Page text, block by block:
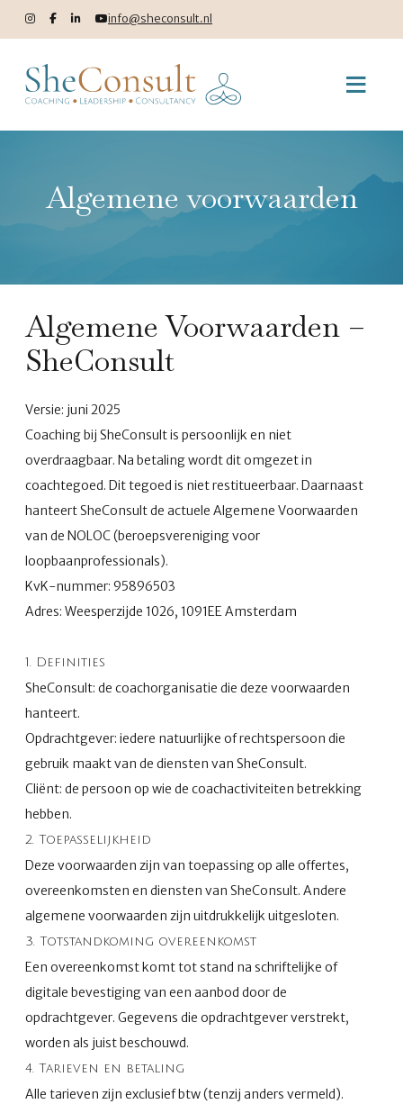
info@sheconsult.nl
Algemene voorwaarden
Algemene Voorwaarden –
SheConsult
Versie: juni 2025
Coaching bij SheConsult is persoonlijk en niet
overdraagbaar. Na betaling wordt dit omgezet in
coachtegoed. Dit tegoed is niet restitueerbaar. Daarnaast
hanteert SheConsult de actuele Algemene Voorwaarden
van de NOLOC (beroepsvereniging voor
loopbaanprofessionals).
KvK-nummer: 95896503
Adres: Weesperzijde 1026, 1091EE Amsterdam
1. Definities
SheConsult: de coachorganisatie die deze voorwaarden
hanteert.
Opdrachtgever: iedere natuurlijke of rechtspersoon die
gebruik maakt van de diensten van SheConsult.
Cliënt: de persoon op wie de coachactiviteiten betrekking
hebben.
2. Toepasselijkheid
Deze voorwaarden zijn van toepassing op alle offertes,
overeenkomsten en diensten van SheConsult. Andere
algemene voorwaarden zijn uitdrukkelijk uitgesloten.
3. Totstandkoming overeenkomst
Een overeenkomst komt tot stand na schriftelijke of
digitale bevestiging van een aanbod door de
opdrachtgever. Gegevens die opdrachtgever verstrekt,
worden als juist beschouwd.
4. Tarieven en betaling
Alle tarieven zijn exclusief btw (tenzij anders vermeld).